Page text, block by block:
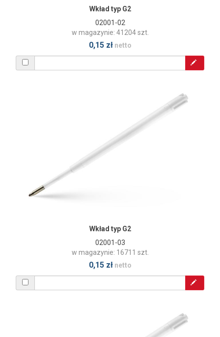
Wkład typ G2
02001-02
w magazynie: 41204 szt.
0,15 złnetto
Wkład typ G2
02001-03
w magazynie: 16711 szt.
0,15 złnetto